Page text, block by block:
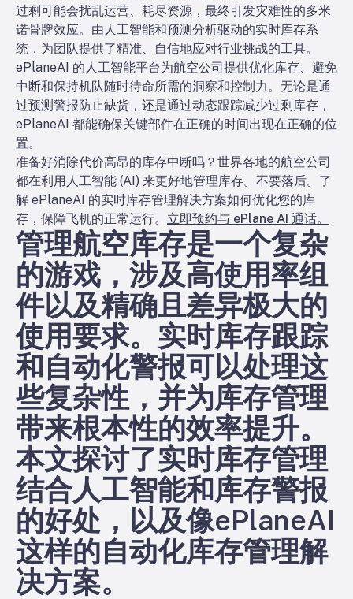
过剩可能会扰乱运营、耗尽资源，最终引发灾难性的多米
诺骨牌效应。由人工智能和预测分析驱动的实时库存系
统，为团队提供了精准、自信地应对行业挑战的工具。
ePlaneAI 的人工智能平台为航空公司提供优化库存、避免
中断和保持机队随时待命所需的洞察和控制力。无论是通
过预测警报防止缺货，还是通过动态跟踪减少过剩库存，
ePlaneAI 都能确保关键部件在正确的时间出现在正确的位
置。
准备好消除代价高昂的库存中断吗？ 世界各地的航空公司
都在利用人工智能 (AI) 来更好地管理库存。不要落后。了
解 ePlaneAI 的实时库存管理解决方案如何优化您的库
存，保障飞机的正常运行。 立即预约与 ePlane AI 通话。
管理航空库存是一个复杂
的游戏，涉及高使用率组
件以及精确且差异极大的
使用要求。实时库存跟踪
和自动化警报可以处理这
些复杂性，并为库存管理
带来根本性的效率提升。
本文探讨了实时库存管理
结合人工智能和库存警报
的好处，以及像ePlaneAI
这样的自动化库存管理解
决方案。